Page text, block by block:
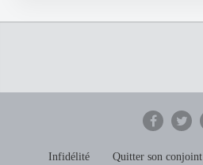
Infidélité Quitter son conjoint